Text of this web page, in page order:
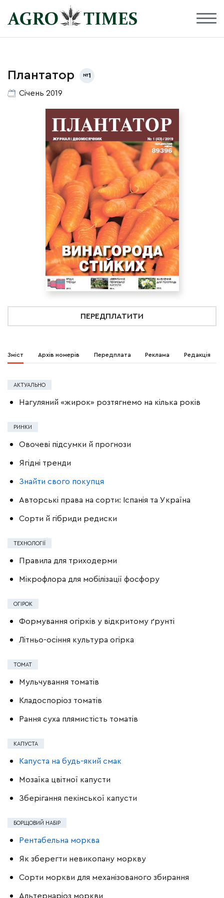
Плантатор 1
Січень 2019
ПЕРЕДПЛАТИТИ
Зміст Архів номерів Передплата Реклама Редакція
АКТУАЛЬНО
Нагуляний «жирок» розтягнемо на кілька років
РИНКИ
Овочеві підсумки й прогнози
Ягідні тренди
Знайти свого покупця
Авторські права на сорти: Іспанія та Україна
Сорти й гібриди редиски
ТЕХНОЛОГІЇ
Правила для триходерми
Мікрофлора для мобілізації фосфору
ОГІРОК
Формування огірків у відкритому ґрунті
Літньо-осіння культура огірка
ТОМАТ
Мульчування томатів
Кладоспоріоз томатів
Рання суха плямистість томатів
КАПУСТА
Капуста на будь-який смак
Мозаїка цвітної капусти
Зберігання пекінської капусти
БОРЩОВИЙ НАБІР
Рентабельна морква
Як зберегти невикопану моркву
Сорти моркви для механізованого збирання
Альтернаріоз моркви